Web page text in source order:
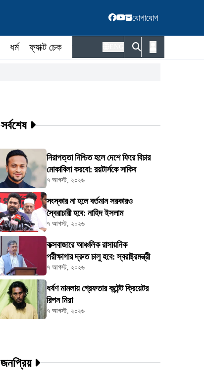
যোগাযোগ
ধর্ম ফ্যাক্ট চেক কর্মকর্তা
সর্বশেষ
নিরাপত্তা নিশ্চিত হলে দেশে ফিরে বিচার
মোকাবিলা করবো: রয়টার্সকে সাকিব
৭ আগস্ট, ২০২৬
সংস্কার না হলে বর্তমান সরকারও
স্বৈরাচারী হবে: নাহিদ ইসলাম
৭ আগস্ট, ২০২৬
কক্সবাজারে আঞ্চলিক রাসায়নিক
পরীক্ষাগার দ্রুত চালু হবে: স্বরাষ্ট্রমন্ত্রী
৭ আগস্ট, ২০২৬
ধর্ষণ মামলায় গ্রেফতার কন্টেন্ট ক্রিয়েটর
রিপন মিয়া
৭ আগস্ট, ২০২৬
জনপ্রিয়